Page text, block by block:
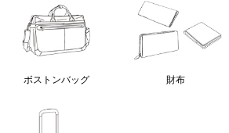
ボストンバッグ 財布